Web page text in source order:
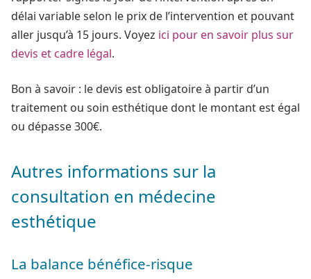
délai variable selon le prix de l’intervention et pouvant
aller jusqu’à 15 jours. Voyez ici pour en savoir plus sur
devis et cadre légal.
Bon à savoir : le devis est obligatoire à partir d’un
traitement ou soin esthétique dont le montant est égal
ou dépasse 300€.
Autres informations sur la
consultation en médecine
esthétique
La balance bénéfice-risque